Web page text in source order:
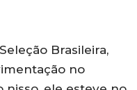
Brasileira,
no